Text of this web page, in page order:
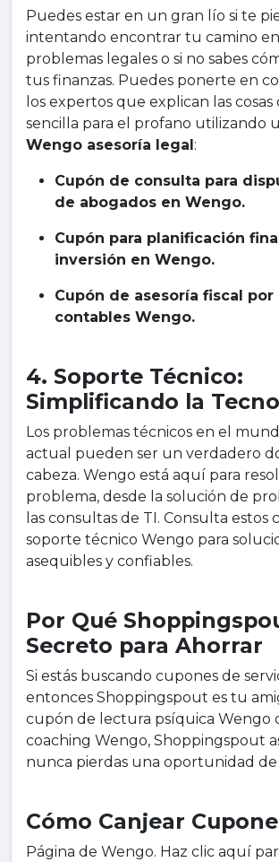
Puedes estar en un gran lío si te
intentando encontrar tu camino
problemas legales o si no sabes
tus finanzas. Puedes ponerte en
los expertos que explican las cosas
sencilla para el profano utilizando
Wengo asesoría legal :
Cupón de consulta para
de abogados en Wengo.
Cupón para planificación
inversión en Wengo.
Cupón de asesoría fiscal
contables Wengo.
4. Soporte Técnico:
Simplificando la
Los problemas técnicos en el
actual pueden ser un verdadero
cabeza. Wengo está aquí para
problema, desde la solución de
las consultas de TI. Consulta estos
soporte técnico Wengo para
asequibles y confiables.
Por Qué
Secreto para Ahorrar
Si estás buscando cupones de
entonces Shoppingspout es tu
cupón de lectura psíquica Wengo
coaching Wengo, Shoppingspout
nunca pierdas una oportunidad de
Cómo Canjear
Página de Wengo. Haz clic aquí